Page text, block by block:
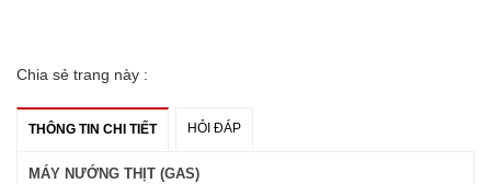
Chia sẻ trang này :
THÔNG TIN CHI TIẾT HỎI ĐÁP
MÁY NƯỚNG THỊT (GAS)